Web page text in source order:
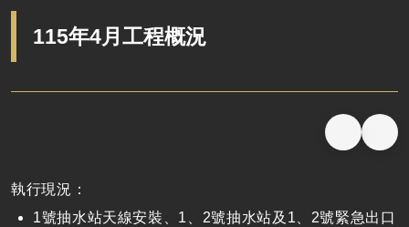
115年4月工程概況
執行現況：
1號抽水站天線安裝、 1 2號抽水站及 1 2號緊急出口